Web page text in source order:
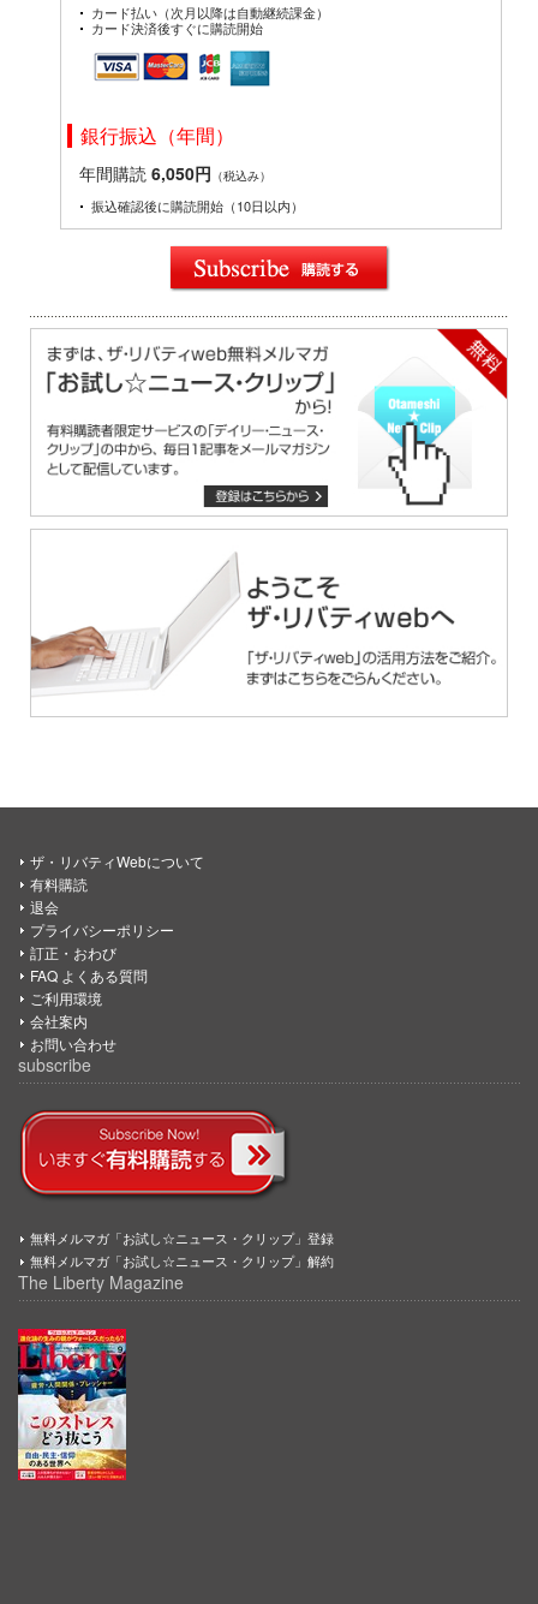
カード払い（次月以降は自動継続課金）
カード決済後すぐに購読開始
銀行振込（年間）
年間購読 6,050円 （税込み）
振込確認後に購読開始（10日以内）
ザ・リバティWebについて
有料購読
退会
プライバシーポリシー
訂正・おわび
FAQ よくある質問
ご利用環境
会社案内
お問い合わせ
subscribe
無料メルマガ「お試し☆ニュース・クリップ」登録
無料メルマガ「お試し☆ニュース・クリップ」解約
The Liberty Magazine